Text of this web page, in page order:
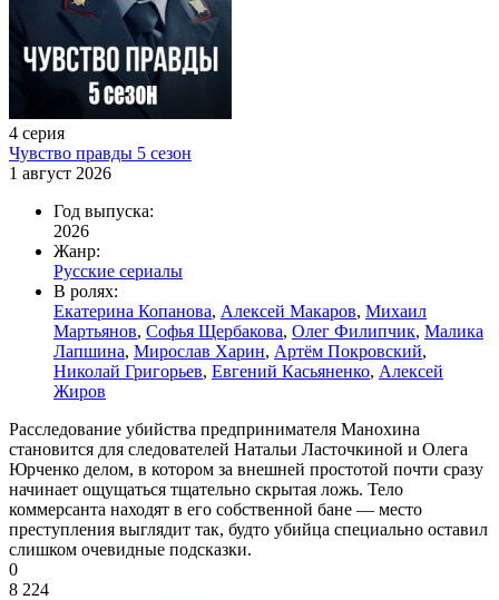
4 серия
Чувство правды 5 сезон
1 август 2026
Год выпуска:
2026
Жанр:
Русские сериалы
В ролях:
Екатерина Копанова, Алексей Макаров, Михаил
Мартьянов, Софья Щербакова, Олег Филипчик, Малика
Лапшина, Мирослав Харин, Артём Покровский,
Николай Григорьев, Евгений Касьяненко, Алексей
Жиров
Расследование убийства предпринимателя Манохина
становится для следователей Натальи Ласточкиной и Олега
Юрченко делом, в котором за внешней простотой почти сразу
начинает ощущаться тщательно скрытая ложь. Тело
коммерсанта находят в его собственной бане — место
преступления выглядит так, будто убийца специально оставил
слишком очевидные подсказки.
0
8 224